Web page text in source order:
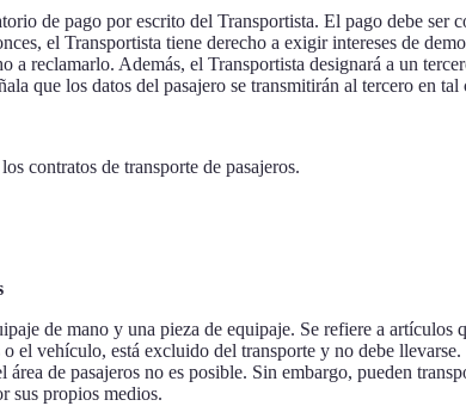
de pago por escrito del Transportista. El pago debe ser
el Transportista tiene derecho a exigir intereses de
reclamarlo. Además, el Transportista designará a un
que los datos del pasajero se transmitirán al tercero en tal
contratos de transporte de pasajeros.
de mano y una pieza de equipaje. Se refiere a
el vehículo, está excluido del transporte y no debe llevarse.
de pasajeros no es posible. Sin embargo, pueden
sus propios medios.